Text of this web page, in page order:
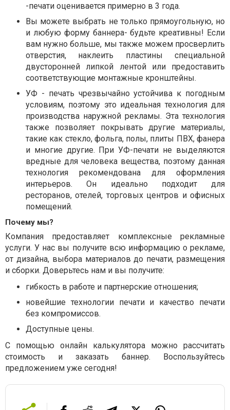
-печати оценивается примерно в 3 года.
Вы можете выбрать не только прямоугольную, но
и любую форму баннера- будьте креативны! Если
вам нужно больше, мы также можем просверлить
отверстия, наклеить пластины специальной
двусторонней липкой лентой или предоставить
соответствующие монтажные кронштейны.
УФ - печать чрезвычайно устойчива к погодным
условиям, поэтому это идеальная технология для
производства наружной рекламы. Эта технология
также позволяет покрывать другие материалы,
такие как стекло, фольга, полы, плиты ПВХ, фанера
и многие другие. При УФ-печати не выделяются
вредные для человека вещества, поэтому данная
технология рекомендована для оформления
интерьеров. Он идеально подходит для
ресторанов, отелей, торговых центров и офисных
помещений.
Почему мы?
Компания предоставляет комплексные рекламные
услуги. У нас вы получите всю информацию о рекламе,
от дизайна, выбора материалов до печати, размещения
и сборки. Доверьтесь нам и вы получите:
гибкость в работе и партнерские отношения;
новейшие технологии печати и качество печати
без компромиссов.
Доступные цены.
С помощью онлайн калькулятора можно рассчитать
стоимость и заказать баннер. Воспользуйтесь
предложением уже сегодня!